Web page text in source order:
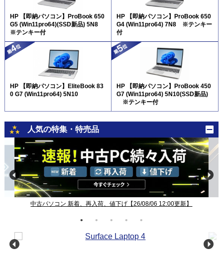
HP 【即納パソコン】ProBook 650
G5 (Win11pro64)(SSD新品) 5N8
※テンキー付
HP 【即納パソコン】ProBook 650
G4 (Win11pro64) 7N8 ※テンキー
付
HP 【即納パソコン】EliteBook 83
0 G7 (Win11pro64) 5N10
HP 【即納パソコン】ProBook 450
G7 (Win11pro64) 5N10(SSD新品)
※テンキー付
人気の特集・特売品
中古パソコン 新着、再入荷、値下げ【26/08/06 12:00更新】